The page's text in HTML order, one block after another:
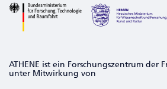
ATHENE ist ein Forschungszentrum der
unter Mitwirkung von